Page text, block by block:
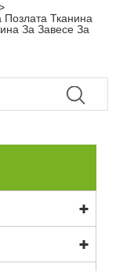
Позлата Тканина
За Завесе За